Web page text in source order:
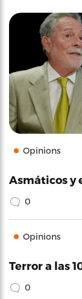
Opinions
Asmáticos y
0
Opinions
Terror a las
0